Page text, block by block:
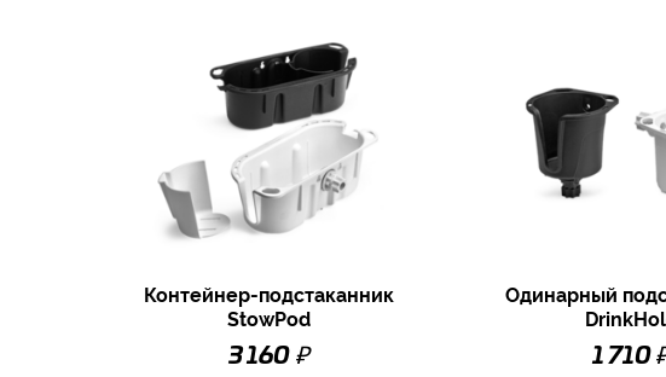
Контейнер-подстаканник
StowPod
3 160 ₽
Одинарный
1 710